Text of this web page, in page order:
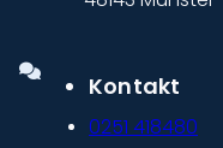
Kontakt
0251 418480